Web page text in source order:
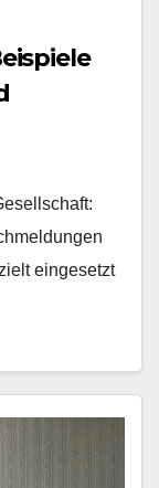
eingesetzt